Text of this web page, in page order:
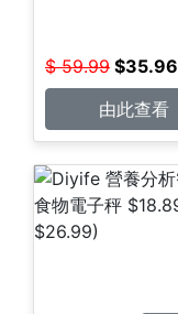
$ 59.99 $35.96
由此查看